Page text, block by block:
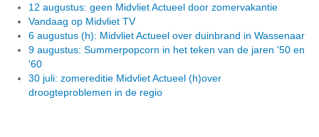
12 augustus: geen Midvliet Actueel door zomervakantie
Vandaag op Midvliet TV
6 augustus (h): Midvliet Actueel over duinbrand in Wassenaar
9 augustus: Summerpopcorn in het teken van de jaren '50 en
'60
30 juli: zomereditie Midvliet Actueel (h)over
droogteproblemen in de regio